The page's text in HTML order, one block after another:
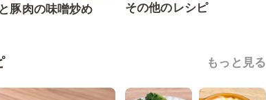
豚肉の味噌炒め その他のレシピ
もっと見る